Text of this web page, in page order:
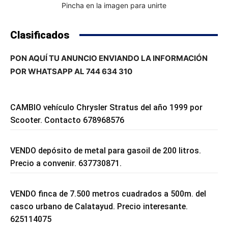
Pincha en la imagen para unirte
Clasificados
PON AQUÍ TU ANUNCIO ENVIANDO LA INFORMACIÓN
POR WHATSAPP AL 744 634 310
CAMBIO vehículo Chrysler Stratus del año 1999 por
Scooter. Contacto 678968576
VENDO depósito de metal para gasoil de 200 litros.
Precio a convenir. 637730871.
VENDO finca de 7.500 metros cuadrados a 500m. del
casco urbano de Calatayud. Precio interesante.
625114075